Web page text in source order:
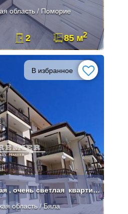
область / Поморие
2 85 м2
В избранное
Продается красивая , очень светлая квартира в городе Бяла.
область / Бяла